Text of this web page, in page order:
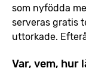
som nyfödda
serveras gratis
uttorkade.
Var, vem, hur